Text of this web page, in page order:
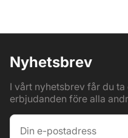
Nyhetsbrev
I vårt nyhetsbrev får du
erbjudanden före alla